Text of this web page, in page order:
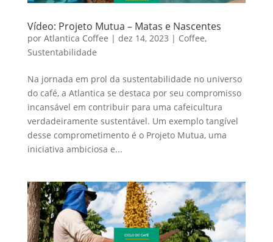
Vídeo: Projeto Mutua – Matas e Nascentes
por Atlantica Coffee | dez 14, 2023 | Coffee,
Sustentabilidade
Na jornada em prol da sustentabilidade no universo
do café, a Atlantica se destaca por seu compromisso
incansável em contribuir para uma cafeicultura
verdadeiramente sustentável. Um exemplo tangível
desse comprometimento é o Projeto Mutua, uma
iniciativa ambiciosa e...